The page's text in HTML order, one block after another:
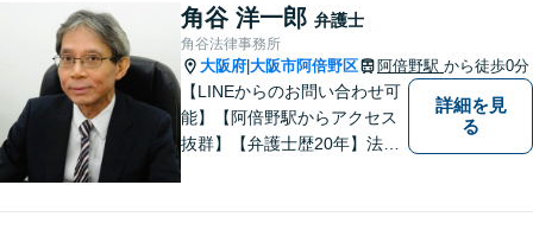
角谷 洋一郎 弁護士
角谷法律事務所
大阪府 大阪市阿倍野区 阿倍野駅 から徒歩0分
【LINEからのお問い合わせ可
能】【阿倍野駅からアクセス
抜群】【弁護士歴20年】法テ
詳細を見
る